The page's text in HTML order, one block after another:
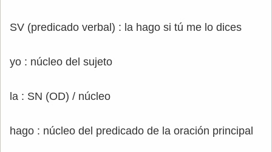
SV (predicado verbal) : la hago si tú me lo dices
yo : núcleo del sujeto
la : SN (OD) / núcleo
hago : núcleo del predicado de la oración principal